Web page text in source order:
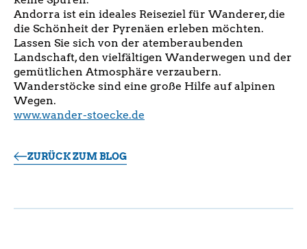
Andorra ist ein ideales Reiseziel für Wanderer, die
die Schönheit der Pyrenäen erleben möchten.
Lassen Sie sich von der atemberaubenden
Landschaft, den vielfältigen Wanderwegen und der
gemütlichen Atmosphäre verzaubern.
Wanderstöcke sind eine große Hilfe auf alpinen
Wegen.
www.wander-stoecke.de
ZURÜCK ZUM BLOG